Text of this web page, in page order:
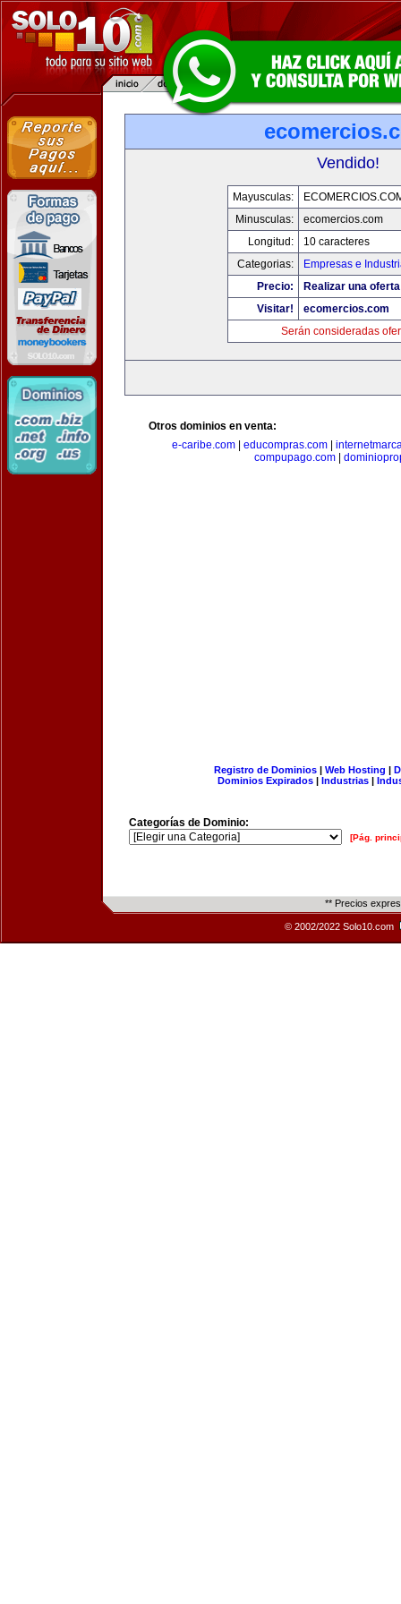
Vendido!
Mayusculas:
Minusculas:
ecomercios.com
Longitud:
10 caracteres
Categorias:
Empresas e
Precio:
Realizar una
Visitar!
ecomercios.com
Serán consideradas
Otros dominios en venta:
e-caribe.com| educompras.com|
compupago.com|
Registro de Dominios| Web Hosting |
Dominios Expirados | Industrias |
Categorías de Dominio:
[Pág.
** Precios
© 2002/2022 Solo10.com